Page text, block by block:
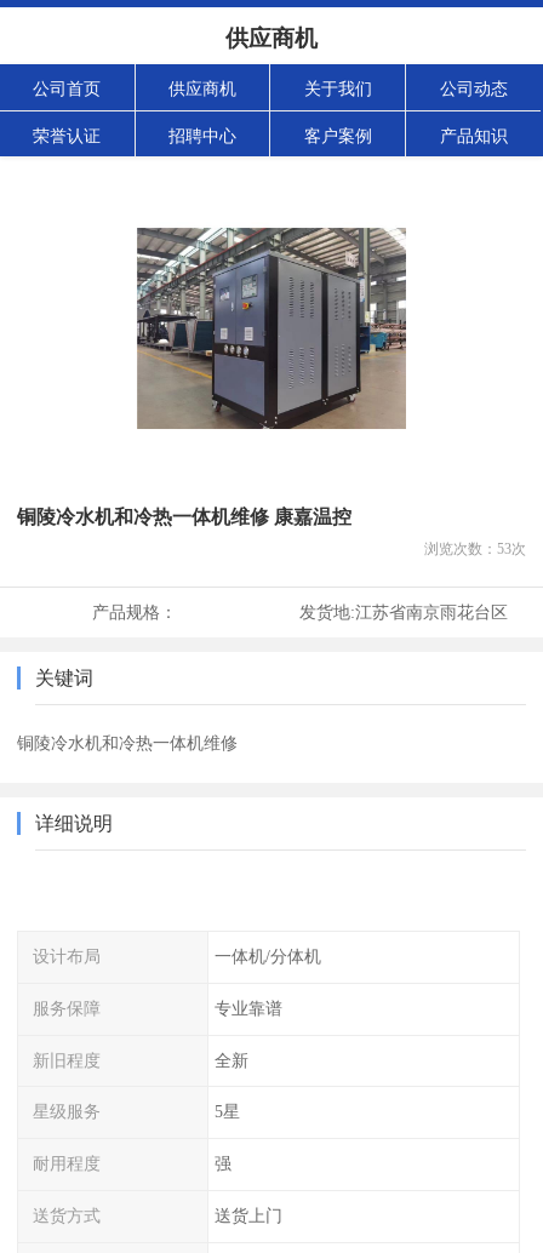
供应商机
公司首页 供应商机 关于我们 公司动态
荣誉认证 招聘中心 客户案例 产品知识
铜陵冷水机和冷热一体机维修 康嘉温控
浏览次数： 53次
产品规格： 发货地:江苏省南京雨花台区
关键词
铜陵冷水机和冷热一体机维修
详细说明
设计布局 一体机/分体机
服务保障 专业靠谱
新旧程度 全新
星级服务 5星
耐用程度 强
送货方式 送货上门